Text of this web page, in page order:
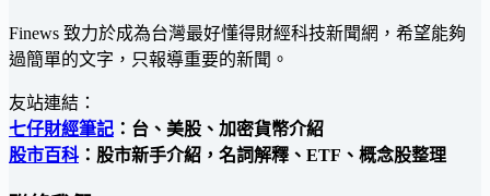
Finews 致力於成為台灣最好懂得財經科技新聞網，希望能夠
過簡單的文字，只報導重要的新聞。
友站連結：
七仔財經筆記 ：台、美股、加密貨幣介紹
股市百科 ：股市新手介紹，名詞解釋、ETF、概念股整理